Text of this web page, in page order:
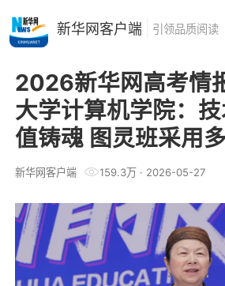
2026新华网高考情
大学计算机学院：
值铸魂 图灵班采用
新华网客户端 159.3万· 2026-05-27
新华网客户端 引领品质阅读